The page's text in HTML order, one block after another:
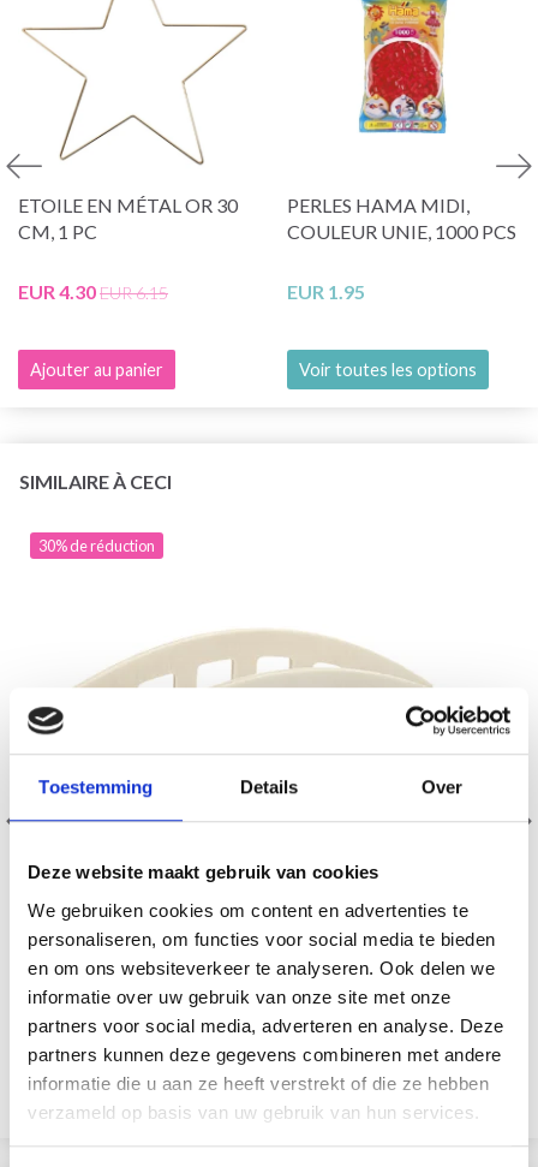
Toestemming Details Over
Deze website maakt gebruik van cookies
We gebruiken cookies om content en advertenties te
personaliseren, om functies voor social media te bieden
en om ons websiteverkeer te analyseren. Ook delen we
informatie over uw gebruik van onze site met onze
partners voor social media, adverteren en analyse. Deze
partners kunnen deze gegevens combineren met andere
informatie die u aan ze heeft verstrekt of die ze hebben
verzameld op basis van uw gebruik van hun services.
ETOILE EN MÉTAL OR 30
CM, 1 PC
EUR 4.30EUR 6.15
Ajouter au panier
PERLES HAMA MIDI,
COULEUR UNIE, 1000 PCS
EUR 1.95
Voir toutes les options
SIMILAIRE À CECI
30% de réduction
FRÈRE 15 X 6 X 7 CM
EUR 1.95 EUR 2.80